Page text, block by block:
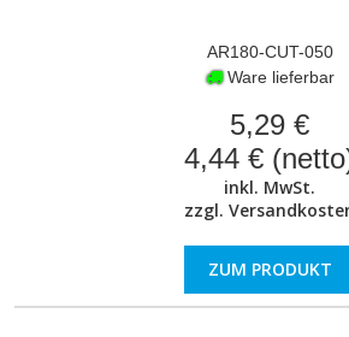
AR180-CUT-050
Ware lieferbar
5,29 €
4,44 €
inkl. MwSt.
zzgl.
ZUM PRODUKT